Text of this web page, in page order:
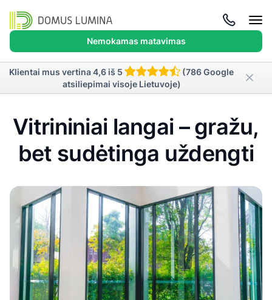
Nemokamas matavimas
Klientai mus vertina 4,6 iš 5
(786 Google
atsiliepimai visoje Lietuvoje)
Vitrininiai langai – gražu,
bet sudėtinga uždengti